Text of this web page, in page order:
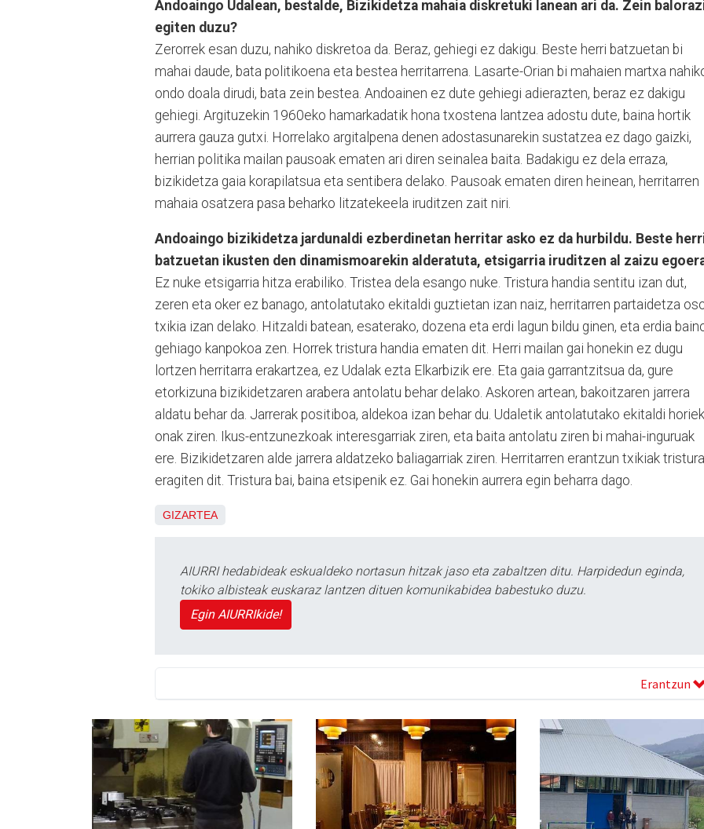
Andoaingo Udalean, bestalde, Bizikidetza mahaia diskretuki lanean ari da. Zein
egiten duzu?
Zerorrek esan duzu, nahiko diskretoa da. Beraz, gehiegi ez dakigu. Beste herri batzuetan bi
mahai daude, bata politikoena eta bestea herritarrena. Lasarte-Orian bi mahaien martxa
ondo doala dirudi, bata zein bestea. Andoainen ez dute gehiegi adierazten, beraz ez dakigu
gehiegi. Argituzekin 1960eko hamarkadatik hona txostena lantzea adostu dute, baina hortik
aurrera gauza gutxi. Horrelako argitalpena denen adostasunarekin sustatzea ez dago gaizki,
herrian politika mailan pausoak ematen ari diren seinalea baita. Badakigu ez dela erraza,
bizikidetza gaia korapilatsua eta sentibera delako. Pausoak ematen diren heinean, herritarren
mahaia osatzera pasa beharko litzatekeela iruditzen zait niri.
Andoaingo bizikidetza jardunaldi ezberdinetan herritar asko ez da hurbildu. Beste
batzuetan ikusten den dinamismoarekin alderatuta, etsigarria iruditzen al zaizu
Ez nuke etsigarria hitza erabiliko. Tristea dela esango nuke. Tristura handia sentitu izan dut,
zeren eta oker ez banago, antolatutako ekitaldi guztietan izan naiz, herritarren partaidetza
txikia izan delako. Hitzaldi batean, esaterako, dozena eta erdi lagun bildu ginen, eta erdia
gehiago kanpokoa zen. Horrek tristura handia ematen dit. Herri mailan gai honekin ez dugu
lortzen herritarra erakartzea, ez Udalak ezta Elkarbizik ere. Eta gaia garrantzitsua da, gure
etorkizuna bizikidetzaren arabera antolatu behar delako. Askoren artean, bakoitzaren jarrera
aldatu behar da. Jarrerak positiboa, aldekoa izan behar du. Udaletik antolatutako ekitaldi horiek
onak ziren. Ikus-entzunezkoak interesgarriak ziren, eta baita antolatu ziren bi mahai-inguruak
ere. Bizikidetzaren alde jarrera aldatzeko baliagarriak ziren. Herritarren erantzun txikiak tristura
eragiten dit. Tristura bai, baina etsipenik ez. Gai honekin aurrera egin beharra dago.
GIZARTEA
AIURRI hedabideak eskualdeko nortasun hitzak jaso eta zabaltzen ditu. Harpidedun eginda,
tokiko albisteak euskaraz lantzen dituen komunikabidea babestuko duzu.
Egin AIURRIkide!
Erantzun